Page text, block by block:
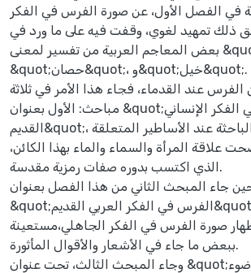
في الفصل الأول، عن صورة الفرس في الفكر
ذلك تمهيد لغوي، وقفت فيه على ما ورد في
بعض المعاجم العربية من تفسير لمعنى &quot;فرس&quot;، و
&quot;حصان&quot;، و&quot;خيل&quot;. ثم عرجت بعد ذلك
عند القدماء، فجاء هذا الأمر في ثلاثة
مباحث: الأول بعنوان &quot;الفرس في الفكر الإنساني
القديم&quot;، حيث توقفت الباحثة عند الأساطير المتعلقة
علاقة المرأة والسماء والماء بهذا الكائن،
الذي اكتسب بدوره صفات رمزية مقدسة.
جاء المبحث الثاني من هذا الفصل بعنوان
&quot;الفرس في الفكر العربي القديم&quot;، حيث حاولت
صورة الفرس في الفكر الجاهلي،مستعينة
ببعض ما جاء في الأشعار والأقوال المأثورة.
وجاء المبحث الثالث، تحت عنوان &quot;الفرس في ضوء